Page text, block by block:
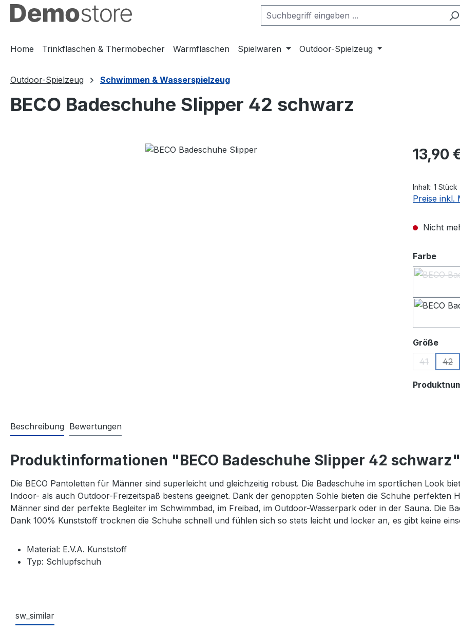
Hauptinhalt springen
Zur Suche springen
Zur Hauptnavigation springen
Home Trinkflaschen & Thermobecher Wärmflaschen Spielwaren Outdoor-Spielzeug
Outdoor-Spielzeug Schwimmen & Wasserspielzeug
BECO Badeschuhe Slipper 42 schwarz
Regulärer
13,90
Inhalt: 1 Stück
Preise inkl.
Nicht
Farbe
Größe
41
(Diese
42
Beschreibung Bewertungen
Produktinformationen "BECO Badeschuhe Slipper 42 schwarz"
Die BECO Pantoletten für Männer sind superleicht und gleichzeitig robust. Die Badeschuhe im sportlichen Look
Indoor- als auch Outdoor-Freizeitspaß bestens geeignet. Dank der genoppten Sohle bieten die Schuhe perfekten
Männer sind der perfekte Begleiter im Schwimmbad, im Freibad, im Outdoor-Wasserpark oder in der Sauna. Die
Dank 100% Kunststoff trocknen die Schuhe schnell und fühlen sich so stets leicht und locker an, es gibt keine
Material: E.V.A. Kunststoff
Typ: Schlupfschuh
sw_similar